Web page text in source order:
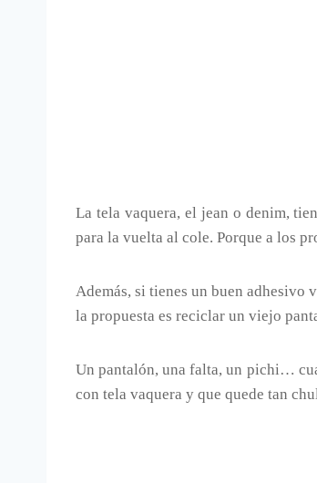
La tela vaquera, el jean o denim,
para la vuelta al cole. Porque a los
Además, si tienes un buen adhesivo
la propuesta es reciclar un viejo
Un pantalón, una falta, un pichi…
con tela vaquera y que quede tan